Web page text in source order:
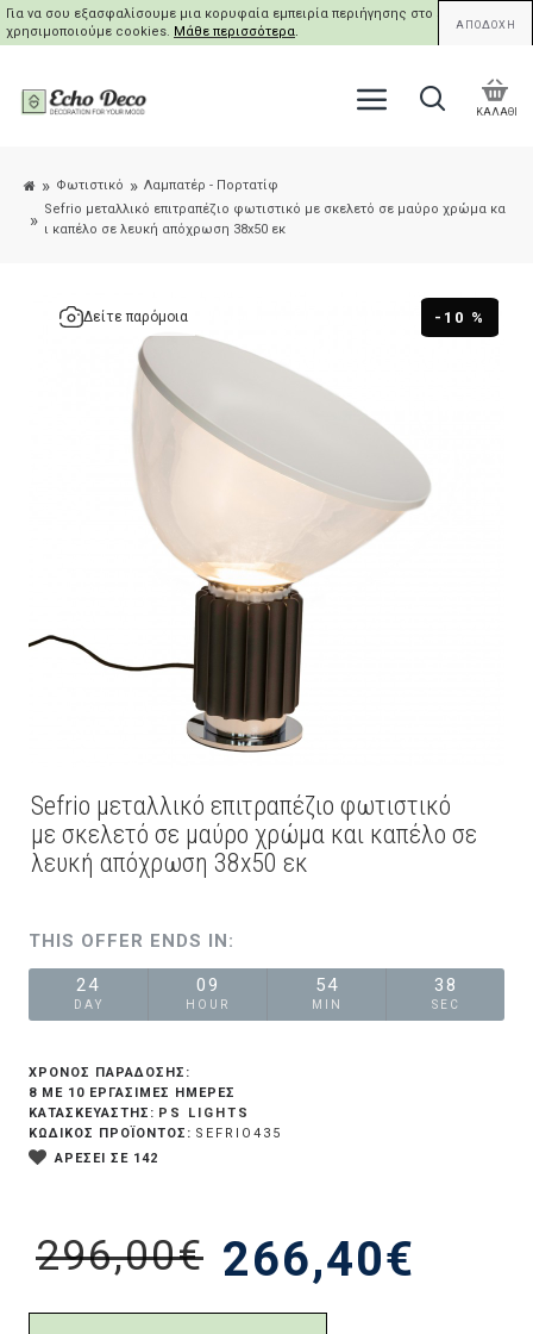
Για να σου εξασφαλίσουμε μια κορυφαία εμπειρία περιήγησης στο site μας,
χρησιμοποιούμε cookies. Μάθε περισσότερα. ΑΠΟΔΟΧΗ
ΚΑΛΑΘΙ
Φωτιστικό
Λαμπατέρ - Πορτατίφ
Sefrio μεταλλικό επιτραπέζιο φωτιστικό με σκελετό σε μαύρο χρώμα κα
ι καπέλο σε λευκή απόχρωση 38x50 εκ
-10 %
Δείτε παρόμοια
Sefrio μεταλλικό επιτραπέζιο φωτιστικό
με σκελετό σε μαύρο χρώμα και καπέλο σε
λευκή απόχρωση 38x50 εκ
THIS OFFER ENDS IN:
24
DAY
09
HOUR
54
MIN
38
SEC
266,40€
296,00€
ΧΡΟΝΟΣ ΠΑΡΑΔΟΣΗΣ:
8 ΜΕ 10 ΕΡΓΆΣΙΜΕΣ ΗΜΈΡΕΣ
ΚΑΤΑΣΚΕΥΑΣΤΗΣ: PS LIGHTS
ΚΩΔΙΚΟΣ ΠΡΟΪΟΝΤΟΣ: SEFRIO435
ΑΡΕΣΕΙ ΣΕ 142